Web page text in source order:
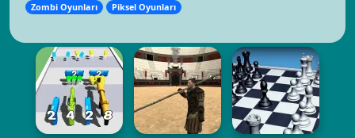
Zombi Oyunları
Piksel Oyunları